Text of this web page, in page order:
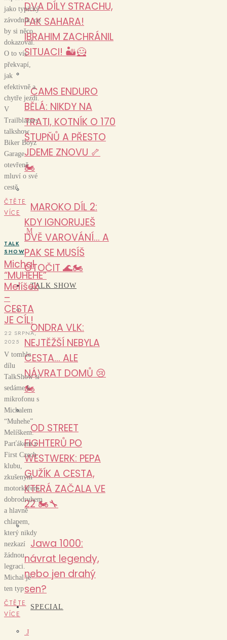
DVA DÍLY STRACHU,
PAK SAHARA!
IBRAHIM ZACHRÁNIL
SITUACI! 🏜️🦸
CAMS ENDURO
BĚLÁ: NIKDY NA
TRATI, KOTNÍK O 170
STUPŇŮ A PŘESTO
JDEME ZNOVU 🦴
🏍️
MAROKO DÍL 2:
KDY IGNORUJEŠ
DVĚ VAROVÁNÍ… A
PAK SE MUSÍŠ
OTOČIT 🌊🏍️
TALK SHOW
ONDRA VLK:
NEJTĚŽŠÍ NEBYLA
CESTA… ALE
NÁVRAT DOMŮ 😢
🏍️
OD STREET
FIGHTERŮ PO
WESTWERK: PEPA
GUŽÍK A CESTA,
KTERÁ ZAČALA VE
22 🏍️🔧
Jawa 1000:
návrat legendy,
nebo jen drahý
sen?
SPECIAL
jako typický
závodník, co
by si něco
dokazoval.
O to víc
překvapí,
jak
efektivně a
chytře jezdí.
V
Trailblazers
talkshow
Biker Boyz
Garage
otevřeně
mluví o své
cestě
ČTĚTE
VÍCE
M
TALK
SHOW
Michal
“MUHEHE”
Melíšek
–
CESTA
JE CÍL!
22 SRPNA,
2025
V tomhle
dílu
TalkShow si
sedáme k
mikrofonu s
Michalem
“Muhehe”
Melíškem.
Parťákem z
First Czech
klubu,
zkušeným
motorkářem,
dobrodruhem
a hlavně
chlapem,
který nikdy
nezkazí
žádnou
legraci.
Michal je
ten typ
ČTĚTE
VÍCE
J